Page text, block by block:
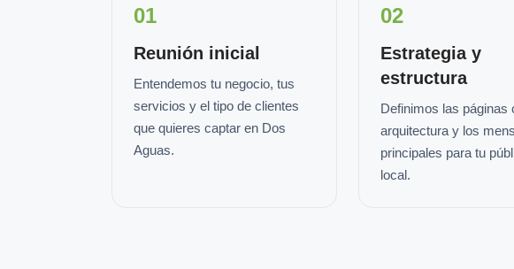
01
Reunión inicial
Entendemos tu negocio, tus
servicios y el tipo de clientes
que quieres captar en Dos
Aguas.
02
Estrategia y
estructura
Definimos las páginas
arquitectura y los
principales para tu
local.